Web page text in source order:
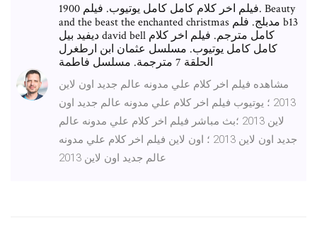
فيلم اخر كلام كامل كامل يوتيوب. فيلم 1900. Beauty
and the beast the enchanted christmas مدبلج. فلم b13
ديفيد بيل david bell كامل مترجم. فيلم اخر كلام
كامل كامل يوتيوب. مسلسل عثمان ابن ارطغرل
الحلقة 7 مترجمة. مسلسل فاطمة
مشاهده فيلم اخر كلام علي مدونه عالم جديد اون لاين
2013 ؛ يوتيوب فيلم اخر كلام علي مدونه عالم جديد اون
لاين 2013 ؛بث مباشر فيلم اخر كلام علي مدونه عالم
جديد اون لاين 2013 ؛ اون لاين فيلم اخر كلام علي مدونه
عالم جديد اون لاين 2013